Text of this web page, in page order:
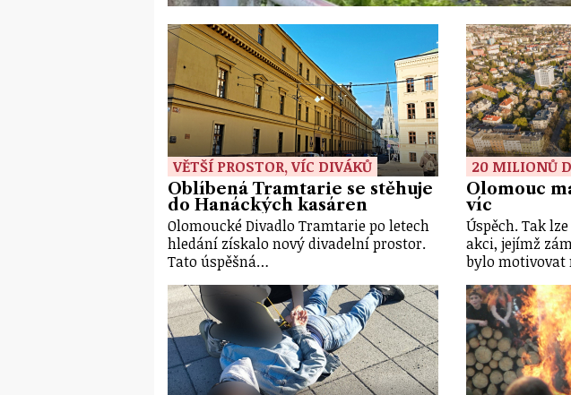
VĚTŠÍ PROSTOR, VÍC DIVÁKŮ
Oblíbená Tramtarie se stěhuje
do Hanáckých kasáren
Olomoucké Divadlo Tramtarie po letech
hledání získalo nový divadelní prostor.
Tato úspěšná…
20 MILIONŮ
Olomouc
víc
Úspěch. Tak
akci, jejímž
bylo